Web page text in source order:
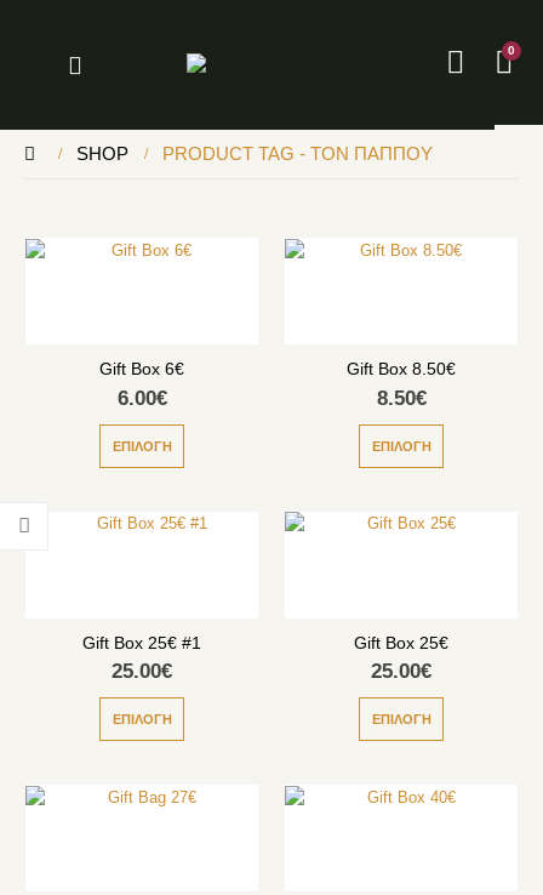
0
SHOP PRODUCT TAG - ΤΟΝ ΠΑΠΠΟΥ
Gift Box 6€
6.00€
ΕΠΙΛΟΓΉ
Gift Box 8.50€
8.50€
ΕΠΙΛΟΓΉ
Gift Box 25€ #1
25.00€
ΕΠΙΛΟΓΉ
Gift Box 25€
25.00€
ΕΠΙΛΟΓΉ